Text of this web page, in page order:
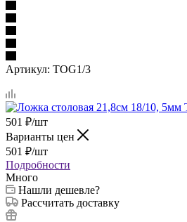
Артикул: TOG1/3
501 ₽/шт
Варианты цен
501 ₽/шт
Подробности
Много
Нашли дешевле?
Рассчитать доставку